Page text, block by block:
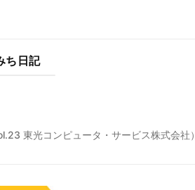
ち日記
東光コンピュータ・サービス株式会社）